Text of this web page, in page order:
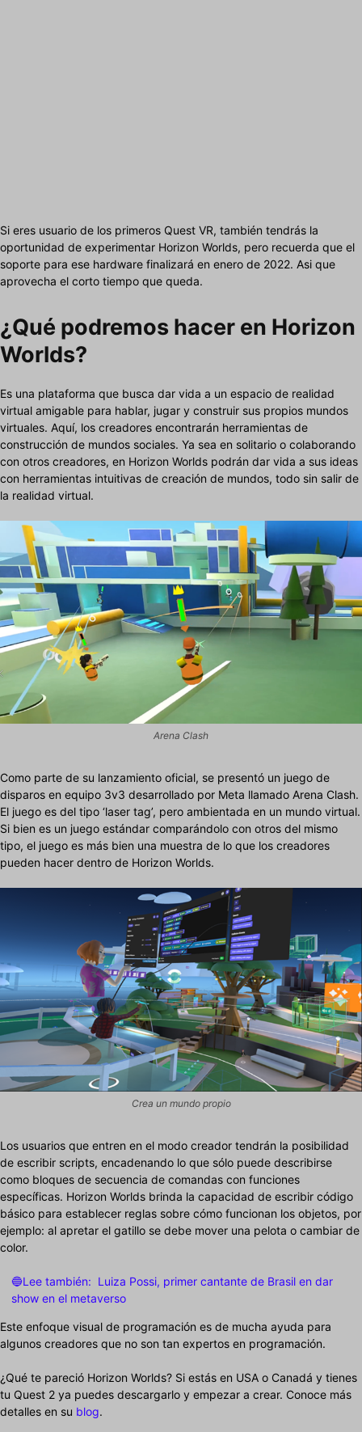
Si eres usuario de los primeros Quest VR, también tendrás la
oportunidad de experimentar Horizon Worlds, pero recuerda que el
soporte para ese hardware finalizará en enero de 2022. Asi que
aprovecha el corto tiempo que queda.
¿Qué podremos hacer en Horizon
Worlds?
Es una plataforma que busca dar vida a un espacio de realidad
virtual amigable para hablar, jugar y construir sus propios mundos
virtuales. Aquí, los creadores encontrarán herramientas de
construcción de mundos sociales. Ya sea en solitario o colaborando
con otros creadores, en Horizon Worlds podrán dar vida a sus ideas
con herramientas intuitivas de creación de mundos, todo sin salir de
la realidad virtual.
Arena Clash
Como parte de su lanzamiento oficial, se presentó un juego de
disparos en equipo 3v3 desarrollado por Meta llamado Arena Clash.
El juego es del tipo ‘laser tag’, pero ambientada en un mundo virtual.
Si bien es un juego estándar comparándolo con otros del mismo
tipo, el juego es más bien una muestra de lo que los creadores
pueden hacer dentro de Horizon Worlds.
Crea un mundo propio
Los usuarios que entren en el modo creador tendrán la posibilidad
de escribir scripts, encadenando lo que sólo puede describirse
como bloques de secuencia de comandas con funciones
específicas. Horizon Worlds brinda la capacidad de escribir código
básico para establecer reglas sobre cómo funcionan los objetos, por
ejemplo: al apretar el gatillo se debe mover una pelota o cambiar de
color.
🔵Lee también: Luiza Possi, primer cantante de Brasil en dar
show en el metaverso
Este enfoque visual de programación es de mucha ayuda para
algunos creadores que no son tan expertos en programación.
¿Qué te pareció Horizon Worlds? Si estás en USA o Canadá y tienes
tu Quest 2 ya puedes descargarlo y empezar a crear. Conoce más
detalles en su blog.